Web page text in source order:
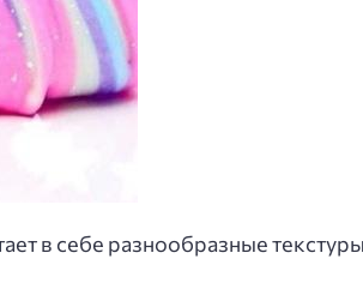
в себе разнообразные